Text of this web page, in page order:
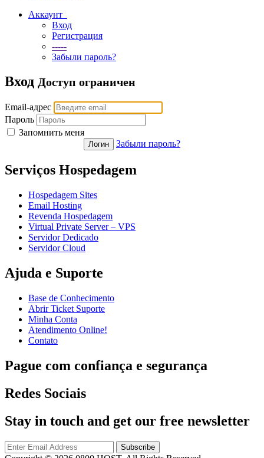
Аккаунт
Вход
Регистрация
-----
Забыли пароль?
Вход Доступ ограничен
Email-адрес
Пароль
Запомнить меня
Забыли пароль?
Serviços Hospedagem
Hospedagem Sites
Email Hosting
Revenda Hospedagem
Virtual Private Server – VPS
Servidor Dedicado
Servidor Cloud
Ajuda e Suporte
Base de Conhecimento
Abrir Ticket Suporte
Minha Conta
Atendimento Online!
Contato
Pague com confiança e segurança
Redes Sociais
Stay in touch and get our free newsletter